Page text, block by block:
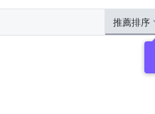
推薦排序